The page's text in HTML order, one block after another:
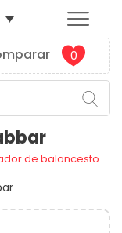
0
de baloncesto